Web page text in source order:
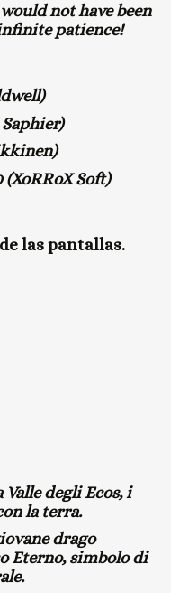
not have been
patience!
Soft)
las pantallas.
degli Ecos, i
la terra.
drago
Eterno, simbolo di